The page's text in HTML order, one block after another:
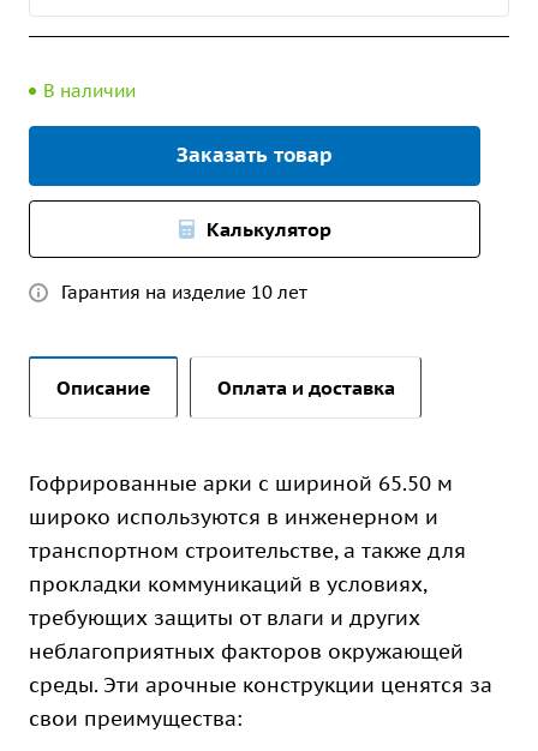
В наличии
Заказать товар
Калькулятор
Гарантия на изделие 10 лет
Описание Оплата и доставка
Гофрированные арки с шириной 65.50 м
широко используются в инженерном и
транспортном строительстве, а также для
прокладки коммуникаций в условиях,
требующих защиты от влаги и других
неблагоприятных факторов окружающей
среды. Эти арочные конструкции ценятся за
свои преимущества: